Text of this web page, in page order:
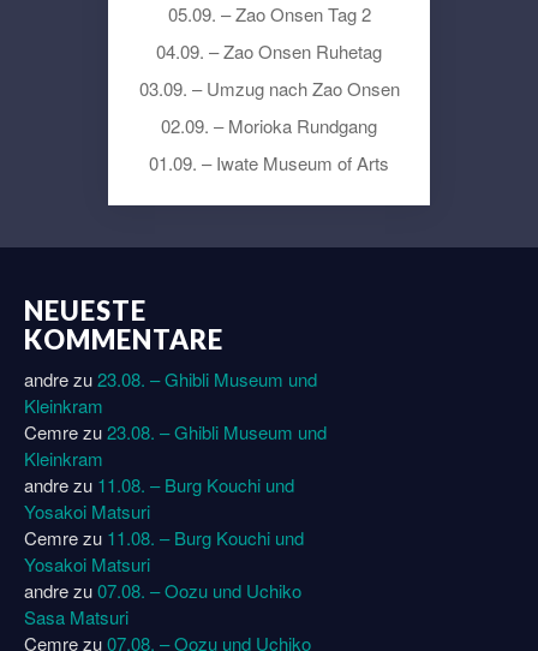
05.09. – Zao Onsen Tag 2
04.09. – Zao Onsen Ruhetag
03.09. – Umzug nach Zao Onsen
02.09. – Morioka Rundgang
01.09. – Iwate Museum of Arts
NEUESTE
KOMMENTARE
andrezu23.08. – Ghibli Museum und
Kleinkram
Cemrezu23.08. – Ghibli Museum und
Kleinkram
andrezu 11.08. – Burg Kouchi und
Yosakoi Matsuri
Cemrezu 11.08. – Burg Kouchi und
Yosakoi Matsuri
andrezu07.08. – Oozu und Uchiko
Sasa Matsuri
Cemrezu07.08. – Oozu und Uchiko